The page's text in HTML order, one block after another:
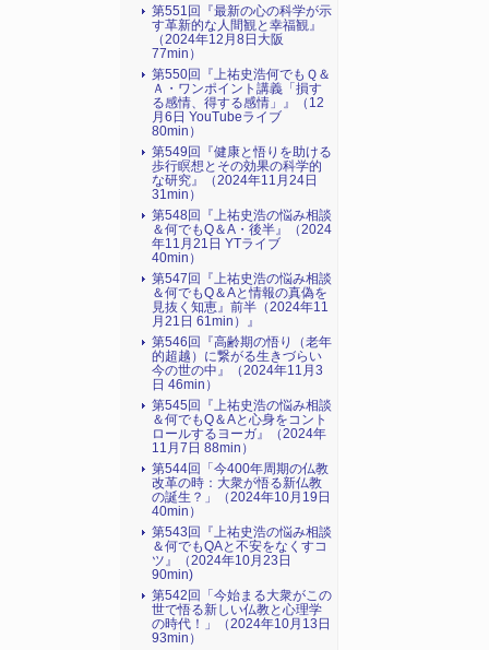
第551回『最新の心の科学が示
す革新的な人間観と幸福観』
（2024年12月8日大阪
77min）
第550回『上祐史浩何でもＱ＆
Ａ・ワンポイント講義「損す
る感情、得する感情」』（12
月6日 YouTubeライブ
80min）
第549回『健康と悟りを助ける
歩行瞑想とその効果の科学的
な研究』（2024年11月24日
31min）
第548回『上祐史浩の悩み相談
＆何でもQ＆A・後半』（2024
年11月21日 YTライブ
40min）
第547回『上祐史浩の悩み相談
＆何でもQ＆Aと情報の真偽を
見抜く知恵』前半（2024年11
月21日 61min）』
第546回『高齢期の悟り（老年
的超越）に繋がる生きづらい
今の世の中』（2024年11月3
日 46min）
第545回『上祐史浩の悩み相談
＆何でもQ＆Aと心身をコント
ロールするヨーガ』（2024年
11月7日 88min）
第544回「今400年周期の仏教
改革の時：大衆が悟る新仏教
の誕生？」（2024年10月19日
40min）
第543回『上祐史浩の悩み相談
＆何でもQAと不安をなくすコ
ツ』（2024年10月23日
90min)
第542回「今始まる大衆がこの
世で悟る新しい仏教と心理学
の時代！」（2024年10月13日
93min）